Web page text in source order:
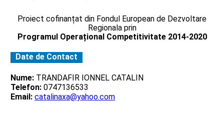
Proiect cofinanțat din Fondul European de Dezvoltare
Regionala prin
Programul Operațional Competitivitate 2014-2020
Date de Contact
Nume: TRANDAFIR IONNEL CATALIN
Telefon: 0747136533
Email: catalinaxa@yahoo.com